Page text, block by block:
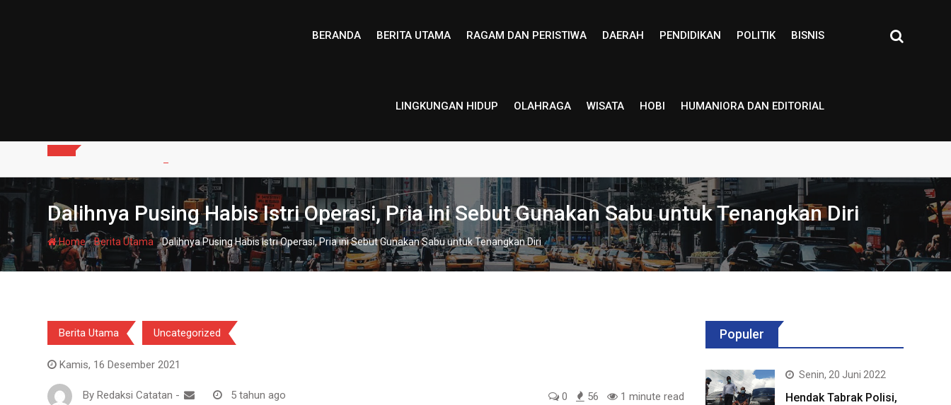
BERANDA BERITA UTAMA RAGAM DAN PERISTIWA DAERAH PENDIDIKAN POLITIK BISNIS
LINGKUNGAN HIDUP OLAHRAGA WISATA HOBI HUMANIORA DAN EDITORIAL
Dalihnya Pusing Habis Istri Operasi, Pria ini Sebut Gunakan Sabu untuk Tenangkan Diri
Home-Berita Utama-Dalihnya Pusing Habis Istri Operasi, Pria ini Sebut Gunakan Sabu untuk Tenangkan Diri
Berita Utama Uncategorized
Kamis, 16 Desember 2021
By Redaksi Catatan - 5 tahun ago 0 56 1 minute read
Populer
Senin, 20 Juni 2022
Hendak Tabrak Polisi,